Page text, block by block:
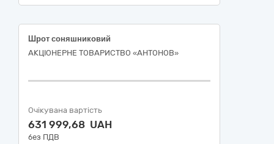
Шрот соняшниковий
АКЦІОНЕРНЕ ТОВАРИСТВО «АНТОНОВ»
Очікувана вартість
631 999,68 UAH
без ПДВ